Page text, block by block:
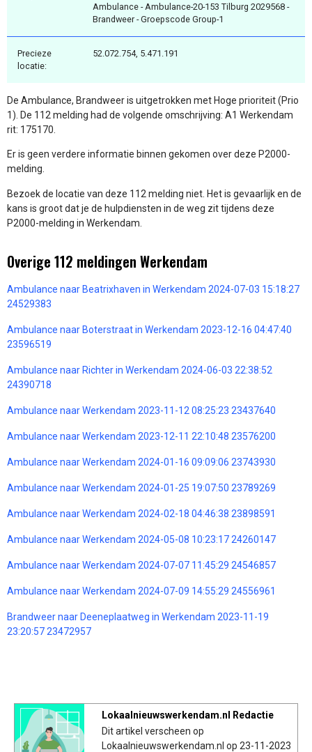
Ambulance - Ambulance-20-153 Tilburg 2029568 -
Brandweer - Groepscode Group-1
Precieze
locatie:
52.072.754, 5.471.191
De Ambulance, Brandweer is uitgetrokken met Hoge prioriteit (Prio
1). De 112 melding had de volgende omschrijving: A1 Werkendam
rit: 175170.
Er is geen verdere informatie binnen gekomen over deze P2000-
melding.
Bezoek de locatie van deze 112 melding niet. Het is gevaarlijk en de
kans is groot dat je de hulpdiensten in de weg zit tijdens deze
P2000-melding in Werkendam.
Overige 112 meldingen Werkendam
Ambulance naar Beatrixhaven in Werkendam 2024-07-03 15:18:27
24529383
Ambulance naar Boterstraat in Werkendam 2023-12-16 04:47:40
23596519
Ambulance naar Richter in Werkendam 2024-06-03 22:38:52
24390718
Ambulance naar Werkendam 2023-11-12 08:25:23 23437640
Ambulance naar Werkendam 2023-12-11 22:10:48 23576200
Ambulance naar Werkendam 2024-01-16 09:09:06 23743930
Ambulance naar Werkendam 2024-01-25 19:07:50 23789269
Ambulance naar Werkendam 2024-02-18 04:46:38 23898591
Ambulance naar Werkendam 2024-05-08 10:23:17 24260147
Ambulance naar Werkendam 2024-07-07 11:45:29 24546857
Ambulance naar Werkendam 2024-07-09 14:55:29 24556961
Brandweer naar Deeneplaatweg in Werkendam 2023-11-19
23:20:57 23472957
Lokaalnieuwswerkendam.nl Redactie
Dit artikel verscheen op
Lokaalnieuwswerkendam.nl op 23-11-2023